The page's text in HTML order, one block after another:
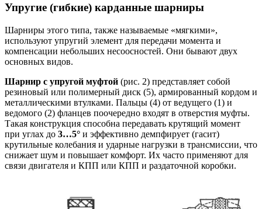
Упругие (гибкие) карданные шарниры
Шарниры этого типа, также называемые «мягкими»,
используют упругий элемент для передачи момента и
компенсации небольших несоосностей. Они бывают двух
основных видов.
Шарнир с упругой муфтой (рис. 2) представляет собой
резиновый или полимерный диск (5), армированный кордом и
металлическими втулками. Пальцы (4) от ведущего (1) и
ведомого (2) фланцев поочередно входят в отверстия муфты.
Такая конструкция способна передавать крутящий момент
при углах до 3…5° и эффективно демпфирует (гасит)
крутильные колебания и ударные нагрузки в трансмиссии, что
снижает шум и повышает комфорт. Их часто применяют для
связи двигателя и КПП или КПП и раздаточной коробки.